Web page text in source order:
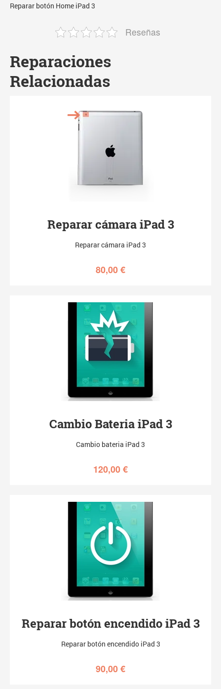
Reparar botón Home iPad 3
Reseñas
Reparaciones
Relacionadas
Reparar cámara iPad 3
Reparar cámara iPad 3
80,00€
Cambio Bateria iPad 3
Cambio bateria iPad 3
120,00€
Reparar botón encendido iPad 3
Reparar botón encendido iPad 3
90,00€